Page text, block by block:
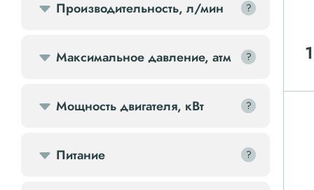
Осветительные мачты
Осушители
Производительность, л/мин ?
?
Максимальное давление, атм ?
?
Мощность двигателя, кВт ?
?
Питание ?
?